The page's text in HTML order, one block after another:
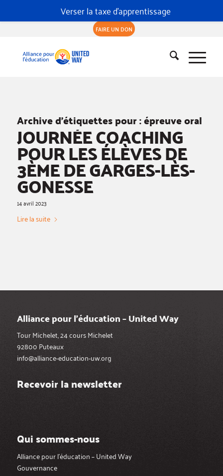
FAIRE UN DON
Archive d’étiquettes pour :épreuve oral
JOURNÉE COACHING
POUR LES ÉLÈVES DE
3ÈME DE GARGES-LÈS-
GONESSE
14 avril 2023
Lire la suite
Alliance pour l’éducation – United Way
Tour Michelet, 24 cours Michelet
92800 Puteaux
info@alliance-education-uw.org
Recevoir la newsletter
Qui sommes-nous
Alliance pour l’éducation – United Way
Gouvernance
Verser la taxe d'apprentissage